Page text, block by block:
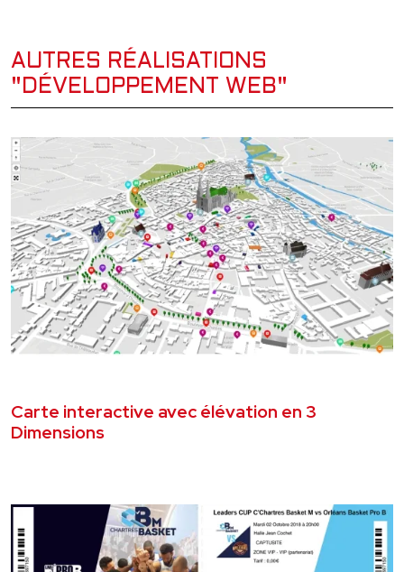
AUTRES RÉALISATIONS
"DÉVELOPPEMENT WEB"
Carte interactive avec élévation en 3
Dimensions